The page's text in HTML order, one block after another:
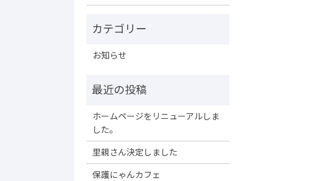
お知らせ
ホームページをリニューアルしま
した。
里親さん決定しました
保護にゃんカフェ